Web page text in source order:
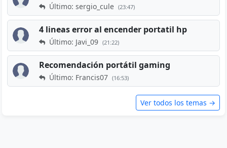
Último: sergio_cule (23:47)
4 lineas error al encender portatil hp
Último: Javi_09 (21:22)
Recomendación portátil gaming
Último: Francis07 (16:53)
Ver todos los temas →